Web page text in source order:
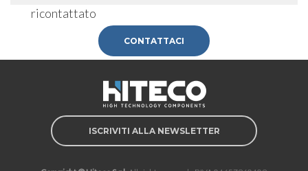
ricontattato
CONTATTACI
ISCRIVITI ALLA NEWSLETTER